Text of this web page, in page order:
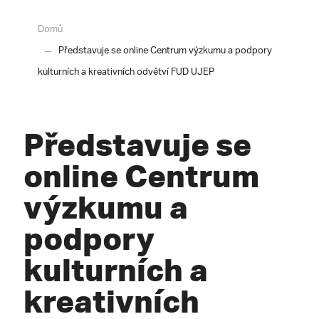
Domů
Představuje se online Centrum výzkumu a podpory
kulturních a kreativních odvětví FUD UJEP
Představuje se
online Centrum
výzkumu a
podpory
kulturních a
kreativních